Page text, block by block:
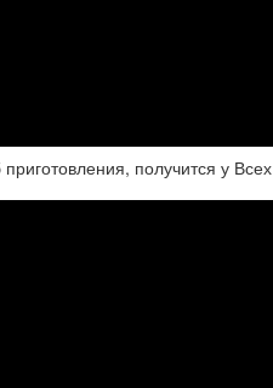
получится у Всех